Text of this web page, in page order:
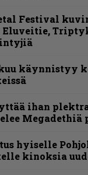
Festival
käynnistyy
ihan
hyiselle
kinoksia